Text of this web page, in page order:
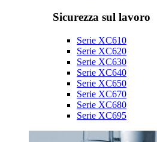
Sicurezza sul lavoro
Serie XC610
Serie XC620
Serie XC630
Serie XC640
Serie XC650
Serie XC670
Serie XC680
Serie XC695